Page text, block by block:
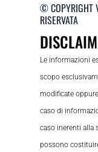
© COPYRIGHT
RISERVATA
Le informazioni
scopo
modificate
caso di
caso inerenti alla
possono